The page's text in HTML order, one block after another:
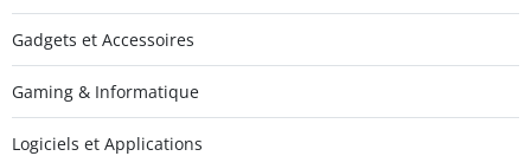
Gadgets et Accessoires
Gaming & Informatique
Logiciels et Applications